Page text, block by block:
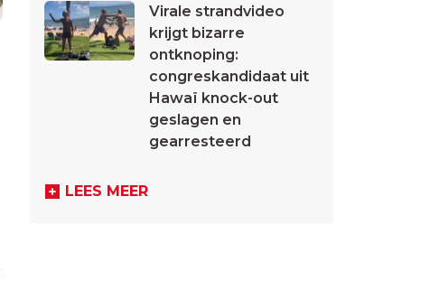
Virale strandvideo
krijgt bizarre
ontknoping:
congreskandidaat uit
Hawaï knock-out
geslagen en
gearresteerd
LEES MEER